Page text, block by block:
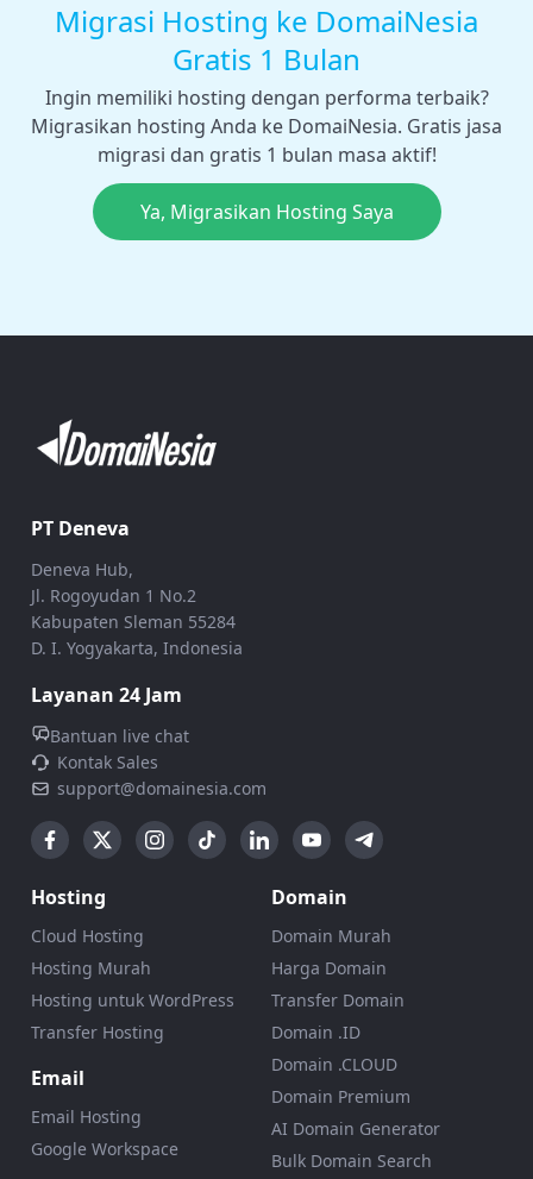
Migrasi Hosting ke DomaiNesia
Gratis 1 Bulan
Ingin memiliki hosting dengan performa terbaik?
Migrasikan hosting Anda ke DomaiNesia. Gratis jasa
migrasi dan gratis 1 bulan masa aktif!
Ya, Migrasikan Hosting Saya
PT Deneva
Deneva Hub,
Jl. Rogoyudan 1 No.2
Kabupaten Sleman 55284
D. I. Yogyakarta, Indonesia
Layanan 24 Jam
Bantuan live chat
Kontak Sales
support@domainesia.com
Hosting
Cloud Hosting
Hosting Murah
Hosting untuk WordPress
Transfer Hosting
Email
Email Hosting
Google Workspace
Domain
Domain Murah
Harga Domain
Transfer Domain
Domain .ID
Domain .CLOUD
Domain Premium
AI Domain Generator
Bulk Domain Search